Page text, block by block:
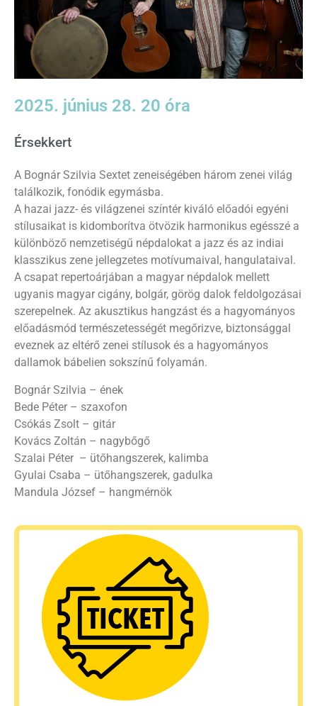
2025. június 28. 20 óra
Érsekkert
A Bognár Szilvia Sextet zeneiségében három zenei világ
találkozik, fonódik egymásba.
A hazai jazz- és világzenei színtér kiváló előadói egyéni
stílusaikat is kidomborítva ötvözik harmonikus egésszé a
különböző nemzetiségű népdalokat a jazz és az indiai
klasszikus zene jellegzetes motívumaival, hangulataival.
A csapat repertoárjában a magyar népdalok mellett
ugyanis magyar cigány, bolgár, görög dalok feldolgozásai
szerepelnek. Az akusztikus hangzást és a hagyományos
előadásmód természetességét megőrizve, biztonsággal
eveznek az eltérő zenei stílusok és a hagyományos
dallamok bábelien sokszínű folyamán.
Bognár Szilvia – ének
Bede Péter – szaxofon
Csókás Zsolt – gitár
Kovács Zoltán – nagybőgő
Szalai Péter – ütőhangszerek, kalimba
Gyulai Csaba – ütőhangszerek, gadulka
Mandula József – hangmérnök